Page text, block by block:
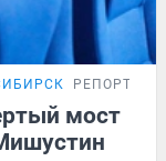
РЕПОРТАЖ
мост